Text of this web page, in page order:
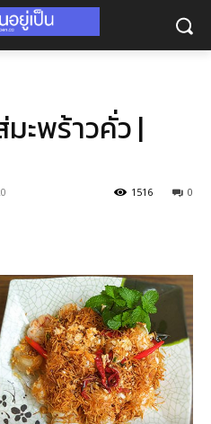
ะพร้าวคั่ว |
0
1516